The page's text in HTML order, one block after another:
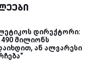
დირექტორი:
490 მილიონს
ან ალვარესი